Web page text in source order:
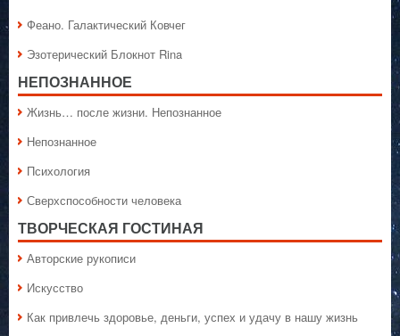
Феано. Галактический Ковчег
Эзотерический Блокнот Rina
НЕПОЗНАННОЕ
Жизнь… после жизни. Непознанное
Непознанное
Психология
Сверхспособности человека
ТВОРЧЕСКАЯ ГОСТИНАЯ
Авторские рукописи
Искусство
Как привлечь здоровье, деньги, успех и удачу в нашу жизнь